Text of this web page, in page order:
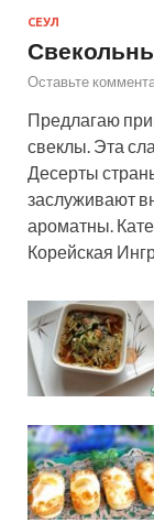
СЕУЛ
Оставьте
Предлагаю
свеклы. Эта
Десерты
заслуживают
ароматны.
Корейская